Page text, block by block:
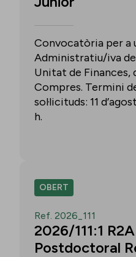
Convocatòria per a
Administratiu/iva
Unitat de Finances,
Compres. Termini
sol·licituds: 11
h.
OBERT
Ref. 2026_111
2026/111:1
Postdoctoral